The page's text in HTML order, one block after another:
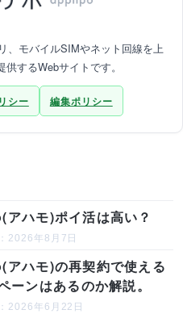
、モバイルSIMやネット回線を上
するWebサイトです。
シー 編集ポリシー
ハモ)ポイ活は高い？
2026年8月7日
ハモ)の再契約で使える
ーンはあるのか解説。
2026年6月22日